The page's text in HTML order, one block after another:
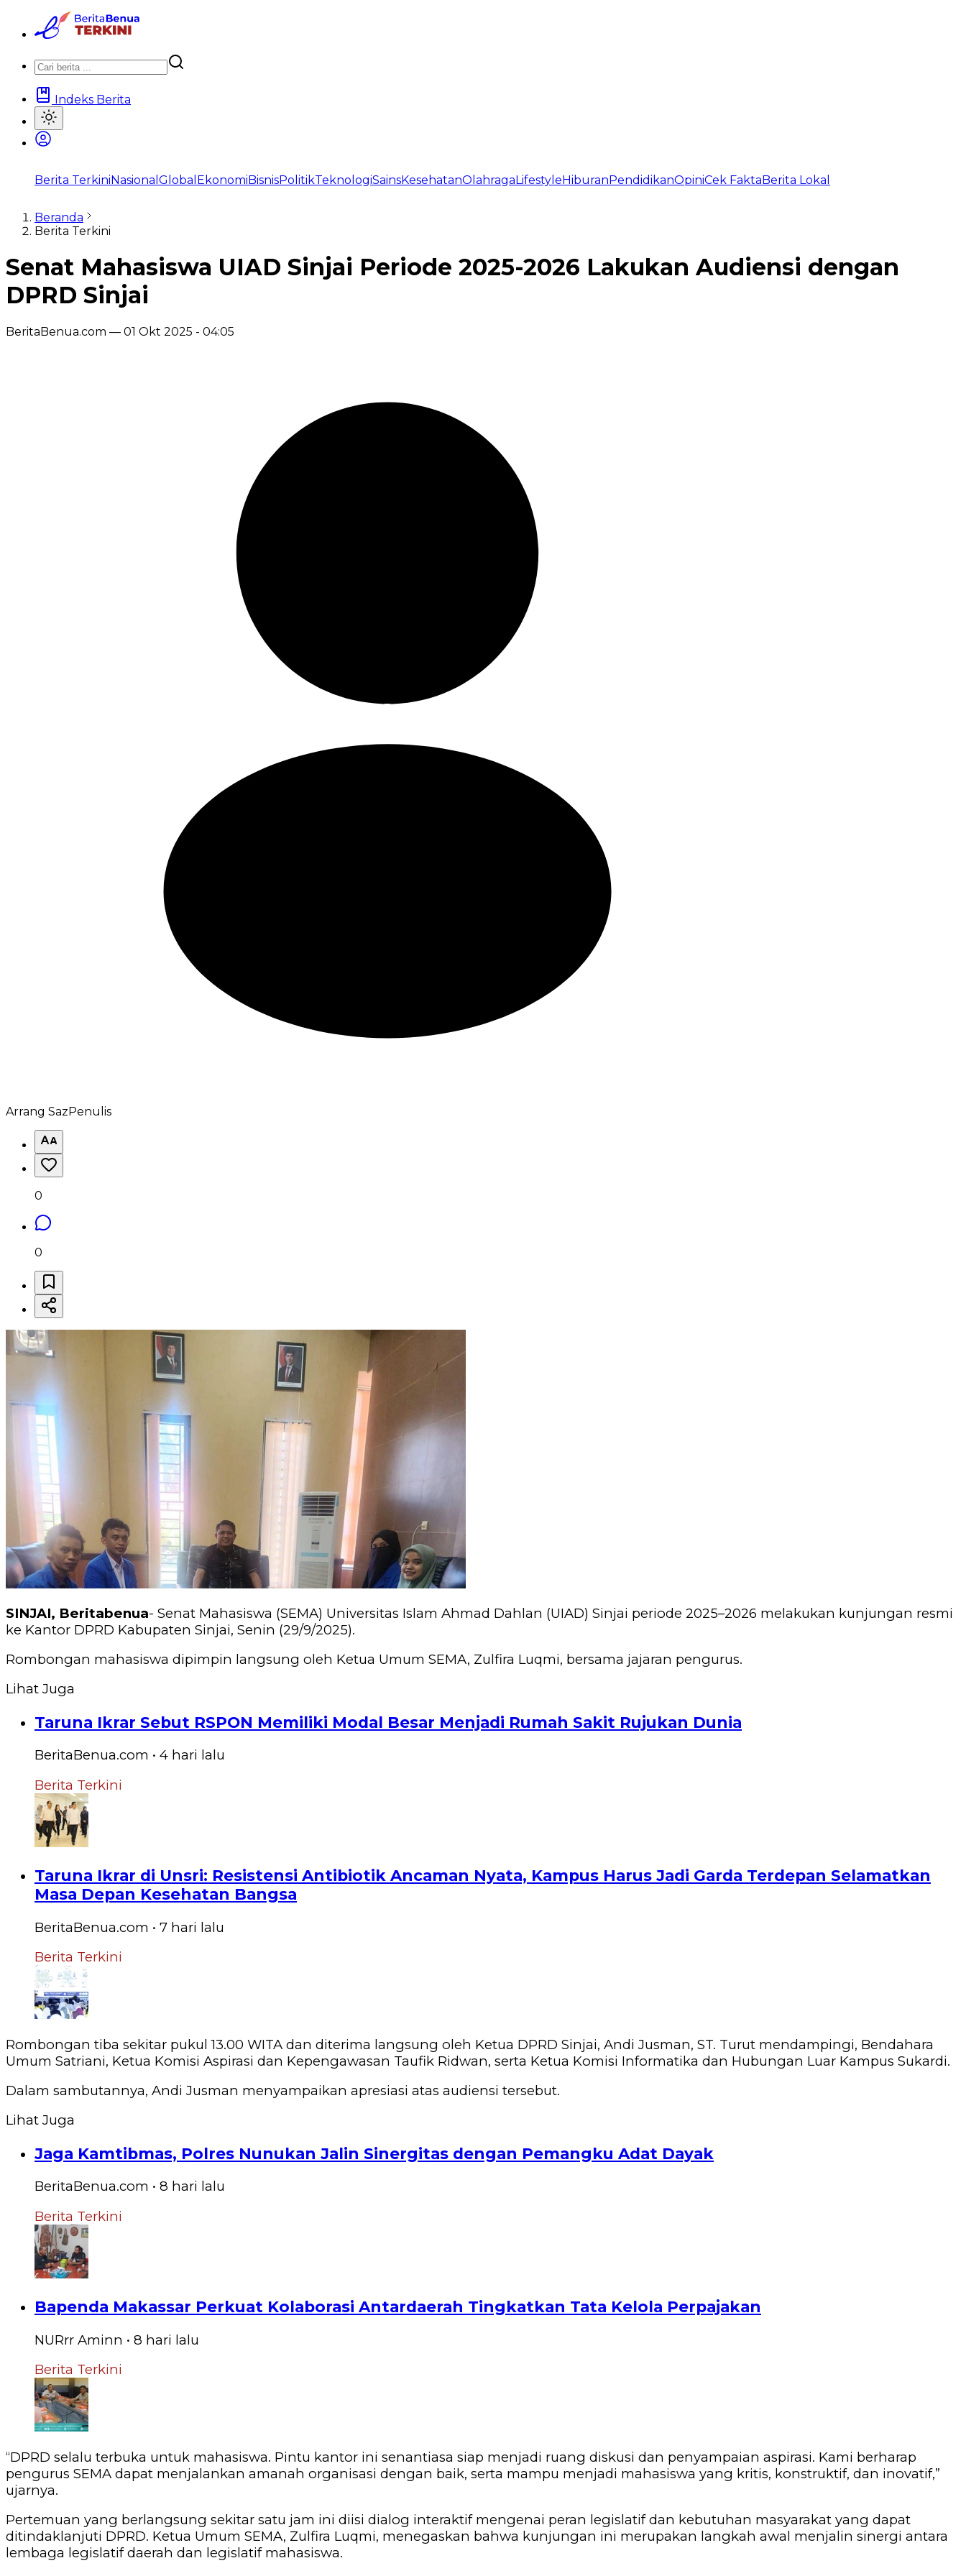
Indeks Berita
Berita TerkiniNasional Global EkonomiBisnisPolitikTeknologiSainsKesehatanOlahragaLifestyleHiburanPendidikanOpiniCek FaktaBerita Lokal
Beranda
Berita Terkini
Senat Mahasiswa UIAD Sinjai Periode 2025-2026 Lakukan Audiensi dengan
DPRD Sinjai
BeritaBenua.com — 01 Okt 2025 - 04:05
Arrang Saz Penulis
0
0
SINJAI, Beritabenua- Senat Mahasiswa (SEMA) Universitas Islam Ahmad Dahlan (UIAD) Sinjai periode 2025–2026 melakukan kunjungan resmi
ke Kantor DPRD Kabupaten Sinjai, Senin (29/9/2025).
Rombongan mahasiswa dipimpin langsung oleh Ketua Umum SEMA, Zulfira Luqmi, bersama jajaran pengurus.
Lihat Juga
Taruna Ikrar Sebut RSPON Memiliki Modal Besar Menjadi Rumah Sakit Rujukan Dunia
BeritaBenua.com • 4 hari lalu
Berita Terkini
Taruna Ikrar di Unsri: Resistensi Antibiotik Ancaman Nyata, Kampus Harus Jadi Garda Terdepan Selamatkan
Masa Depan Kesehatan Bangsa
BeritaBenua.com • 7 hari lalu
Berita Terkini
‎Rombongan tiba sekitar pukul 13.00 WITA dan diterima langsung oleh Ketua DPRD Sinjai, Andi Jusman, ST. Turut mendampingi, Bendahara
Umum Satriani, Ketua Komisi Aspirasi dan Kepengawasan Taufik Ridwan, serta Ketua Komisi Informatika dan Hubungan Luar Kampus Sukardi.
‎Dalam sambutannya, Andi Jusman menyampaikan apresiasi atas audiensi tersebut.
Lihat Juga
Jaga Kamtibmas, Polres Nunukan Jalin Sinergitas dengan Pemangku Adat Dayak
BeritaBenua.com • 8 hari lalu
Berita Terkini
Bapenda Makassar Perkuat Kolaborasi Antardaerah Tingkatkan Tata Kelola Perpajakan
NURrr Aminn • 8 hari lalu
Berita Terkini
‎“DPRD selalu terbuka untuk mahasiswa. Pintu kantor ini senantiasa siap menjadi ruang diskusi dan penyampaian aspirasi. Kami berharap
pengurus SEMA dapat menjalankan amanah organisasi dengan baik, serta mampu menjadi mahasiswa yang kritis, konstruktif, dan inovatif,”
ujarnya.
‎Pertemuan yang berlangsung sekitar satu jam ini diisi dialog interaktif mengenai peran legislatif dan kebutuhan masyarakat yang dapat
ditindaklanjuti DPRD. Ketua Umum SEMA, Zulfira Luqmi, menegaskan bahwa kunjungan ini merupakan langkah awal menjalin sinergi antara
lembaga legislatif daerah dan legislatif mahasiswa.